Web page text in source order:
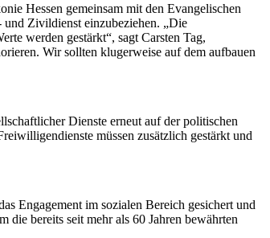
Hessen gemeinsam mit den Evangelischen
Zivildienst einzubeziehen. „Die
werden gestärkt“, sagt Carsten Tag,
Wir sollten klugerweise auf dem aufbauen
Dienste erneut auf der politischen
müssen zusätzlich gestärkt und
Engagement im sozialen Bereich gesichert und
bereits seit mehr als 60 Jahren bewährten